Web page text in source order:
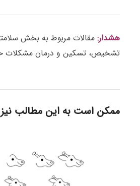
هشدار: مقالات مربوط به بخش
تشخیص، تسکین و درمان مشکلات
ممکن است به این مطالب نیز